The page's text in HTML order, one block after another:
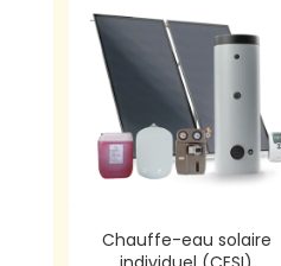
Chauffe-eau solaire